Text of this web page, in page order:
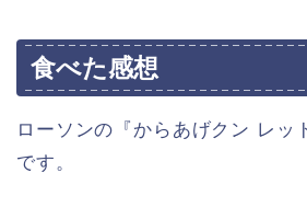
食べた感想
ローソンの『からあげクン レッ
です。